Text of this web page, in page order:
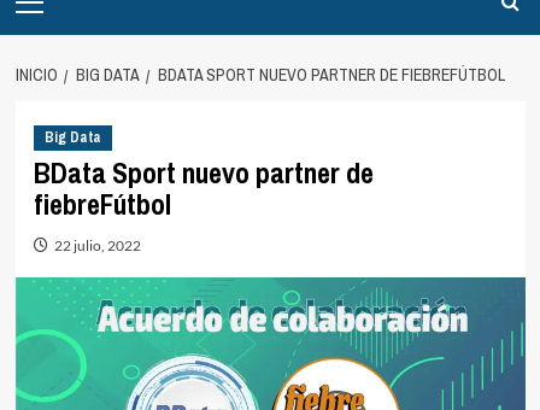
principal
INICIO BIG DATA BDATA SPORT NUEVO PARTNER DE FIEBREFÚTBOL
Big Data
BData Sport nuevo partner de
fiebreFútbol
22 julio, 2022